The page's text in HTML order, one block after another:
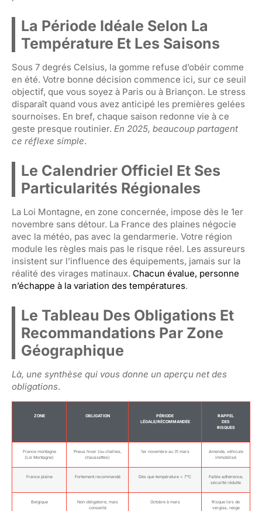
La Période Idéale Selon La
Température Et Les Saisons
Sous 7 degrés Celsius, la gomme refuse d’obéir comme
en été. Votre bonne décision commence ici, sur ce seuil
objectif, que vous soyez à Paris ou à Briançon. Le stress
disparaît quand vous avez anticipé les premières gelées
sournoises. En bref, chaque saison redonne vie à ce
geste presque routinier. En 2025, beaucoup partagent
ce réflexe simple.
Le Calendrier Officiel Et Ses
Particularités Régionales
La Loi Montagne, en zone concernée, impose dès le 1er
novembre sans détour. La France des plaines négocie
avec la météo, pas avec la gendarmerie. Votre région
module les règles mais pas le risque réel. Les assureurs
insistent sur l’influence des équipements, jamais sur la
réalité des virages matinaux. Chacun évalue, personne
n’échappe à la variation des températures.
Le Tableau Des Obligations Et
Recommandations Par Zone
Géographique
Là, une synthèse qui vous donne un aperçu net des
obligations.
ZONE OBLIGATION
PÉRIODE
LÉGALE/RÉCOMMANDÉE
RAPPEL
DES
RISQUES
France montagne
(Loi Montagne)
Pneus hiver (ou chaînes,
chaussettes)
1er novembre au 31 mars
Amende, véhicule
immobilisé
France plaine Fortement recommandé Dès que température < 7°C
Faible adhérence,
sécurité réduite
Belgique
Non obligatoire, mais
conseillé
Octobre à mars
Risque lors de
verglas, neige